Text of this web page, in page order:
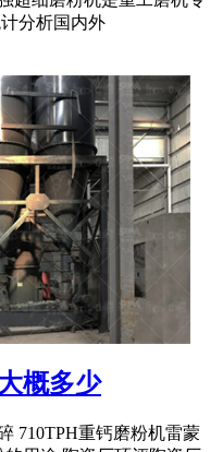
分析国内外
概多少
710TPH重钙磨粉机雷蒙